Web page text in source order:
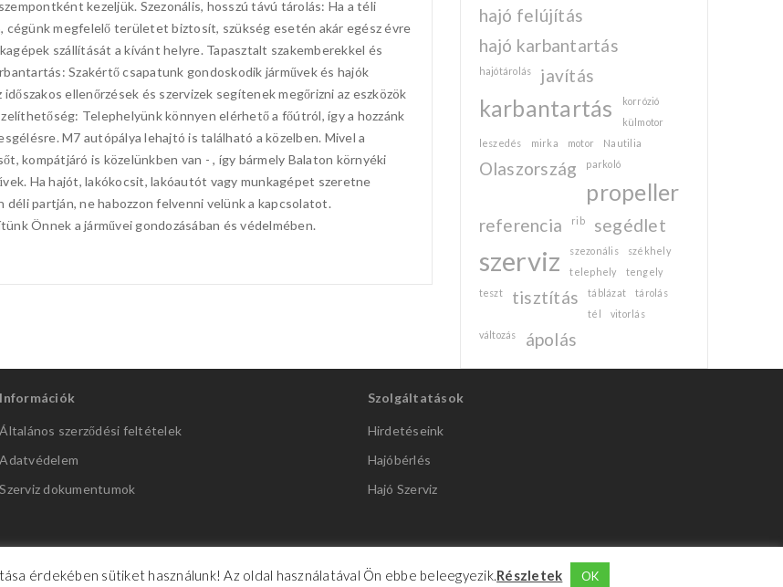
kezeljük. Szezonális, hosszú távú tárolás: Ha a téli
cégünk megfelelő területet biztosít, szükség esetén akár egész évre
szállítását a kívánt helyre. Tapasztalt szakemberekkel és
Szakértő csapatunk gondoskodik járművek és hajók
ellenőrzések és szervizek segítenek megőrizni az eszközök
Telephelyünk könnyen elérhető a főútról, így a hozzánk
M7 autópálya lehajtó is található a közelben. Mivel a
kompátjáró is közelünkben van - , így bármely Balaton környéki
Ha hajót, lakókocsit, lakóautót vagy munkagépet szeretne
partján, ne habozzon felvenni velünk a kapcsolatot.
Önnek a járművei gondozásában és védelmében.
hajó felújítás
hajó karbantartás
hajótárolás javítás
karbantartás
korrózió
külmotor
leszedés
mirka motor Nautilia
Olaszország parkoló
propeller
referencia rib segédlet
szerviz szezonális
székhely
telephely
tengely
teszt
tisztítás táblázat
tárolás
tél
vitorlás
változás
ápolás
Információk
Általános szerződési feltételek
Adatvédelem
Szerviz dokumentumok
Szolgáltatások
Hirdetéseink
Hajóbérlés
Hajó Szerviz
érdekében sütiket használunk! Az oldal használatával Ön ebbe beleegyezik.Részletek OK